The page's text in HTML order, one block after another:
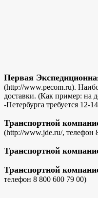
Первая
(http://www.pecom.ru).
доставки. (Как пример: на
-Петербурга требуется 12-
Транспортной
(http://www.jde.ru/, телефон
Транспортной
Транспортной
телефон 8 800 600 79 00)